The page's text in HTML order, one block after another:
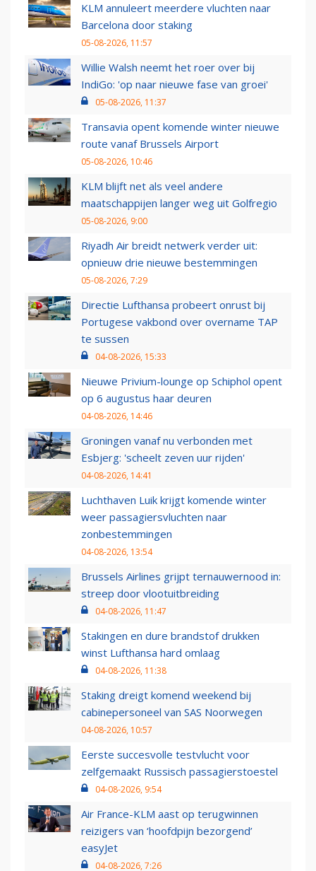
KLM annuleert meerdere vluchten naar
Barcelona door staking
05-08-2026, 11:57
Willie Walsh neemt het roer over bij
IndiGo: 'op naar nieuwe fase van groei'
05-08-2026, 11:37
Transavia opent komende winter nieuwe
route vanaf Brussels Airport
05-08-2026, 10:46
KLM blijft net als veel andere
maatschappijen langer weg uit Golfregio
05-08-2026, 9:00
Riyadh Air breidt netwerk verder uit:
opnieuw drie nieuwe bestemmingen
05-08-2026, 7:29
Directie Lufthansa probeert onrust bij
Portugese vakbond over overname TAP
te sussen
04-08-2026, 15:33
Nieuwe Privium-lounge op Schiphol opent
op 6 augustus haar deuren
04-08-2026, 14:46
Groningen vanaf nu verbonden met
Esbjerg: 'scheelt zeven uur rijden'
04-08-2026, 14:41
Luchthaven Luik krijgt komende winter
weer passagiersvluchten naar
zonbestemmingen
04-08-2026, 13:54
Brussels Airlines grijpt ternauwernood in:
streep door vlootuitbreiding
04-08-2026, 11:47
Stakingen en dure brandstof drukken
winst Lufthansa hard omlaag
04-08-2026, 11:38
Staking dreigt komend weekend bij
cabinepersoneel van SAS Noorwegen
04-08-2026, 10:57
Eerste succesvolle testvlucht voor
zelfgemaakt Russisch passagierstoestel
04-08-2026, 9:54
Air France-KLM aast op terugwinnen
reizigers van ‘hoofdpijn bezorgend’
easyJet
04-08-2026, 7:26